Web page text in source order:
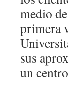
medio
primera
sus
un